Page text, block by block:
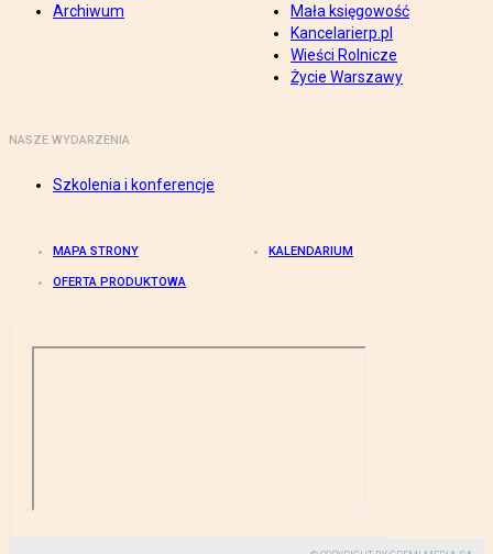
Archiwum
Mała księgowość
Kancelarierp.pl
Wieści Rolnicze
Życie Warszawy
NASZE WYDARZENIA
Szkolenia i konferencje
MAPA STRONY KALENDARIUM
OFERTA PRODUKTOWA